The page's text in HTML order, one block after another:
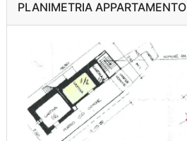
PLANIMETRIA APPARTAMENTO